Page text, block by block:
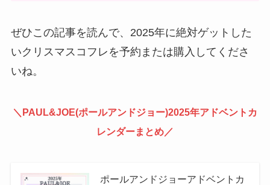
ぜひこの記事を読んで、2025年に絶対ゲットした
いクリスマスコフレを予約または購入してくださ
いね。
＼PAUL&JOE(ポールアンドジョー)2025年アドベントカ
レンダーまとめ／
ポールアンドジョーアドベントカ